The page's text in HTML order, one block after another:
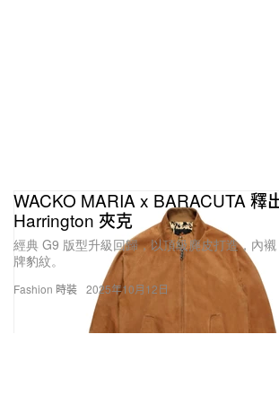
Fashion 時裝
WACKO MARIA x BARACUTA 釋
Harrington 夾克
經典 G9 版型升級回歸，以頂級麂皮打造，內
牌豹紋。
2025年10月12日